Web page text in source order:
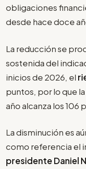
obligaciones
desde hace doce
La reducción se
sostenida del
inicios de 2026, el
puntos, por lo que
año alcanza los 106
La disminución es
como referencia el
presidente Daniel